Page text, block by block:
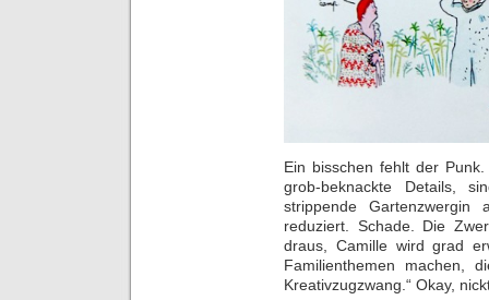
Ein bisschen fehlt der
grob-beknackte Details,
strippende
reduziert. Schade. Die
draus, Camille wird grad
Familienthemen machen,
Kreativzugzwang.“ Okay,